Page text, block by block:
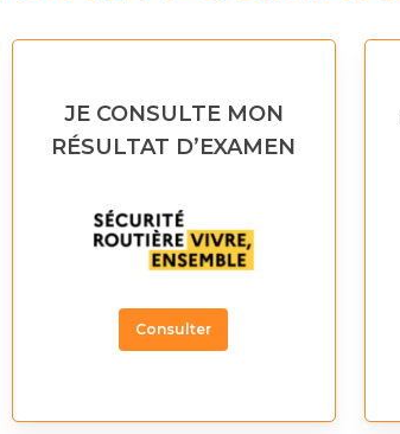
JE CONSULTE MON
RÉSULTAT D’EXAMEN
Consulter